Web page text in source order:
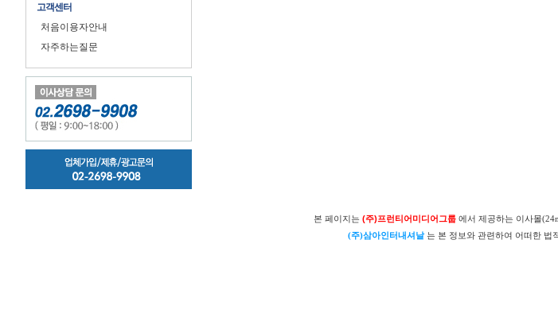
고객센터
처음이용자안내
자주하는질문
본 페이지는 (주)프런티어미디어그룹 에서 제공하는 이사몰
(주)삼아인터내셔날는 본 정보와 관련하여 어떠한 법